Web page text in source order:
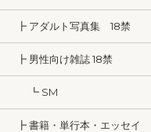
┣ アダルト写真集 18禁
┣ 男性向け雑誌 18禁
┗ SM
┣ 書籍・単行本・エッセイ